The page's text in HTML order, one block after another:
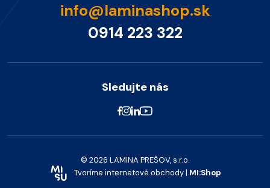
info@laminashop.sk
0914 223 322
Sledujte nás
© 2026 LAMINA PREŠOV, s.r.o.
Tvoríme internetové obchody | MI:Shop